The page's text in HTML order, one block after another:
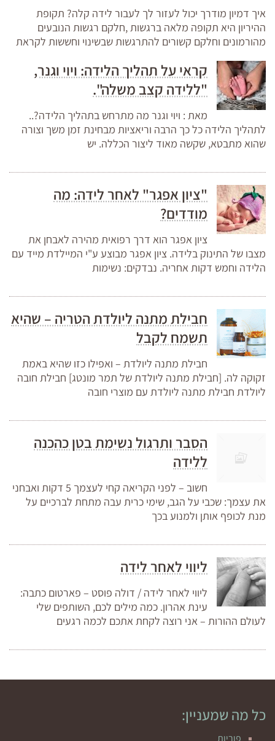
איך דמיון מודרך יכול לעזור לך לעבור לידה קלה? תקופת
ההיריון היא תקופה מלאה ברגשות ,חלקם רגשות הנובעים
מהורמונים וחלקם קשורים להתרגשות שבשינוי וחששות לקראת
קראי על תהליך הלידה: ויוי וגנר,
"ללידה קצב משלה".
מאת : ויוי וגנר מה מתרחש בתהליך הלידה?..
לתהליך הלידה כל כך הרבה וריאציות מבחינת זמן משך וצורה
שהוא מתבטא, שקשה מאוד ליצור הכללה. יש
"ציון אפגר" לאחר לידה: מה
מודדים?
ציון אפגר הוא דרך רפואית מהירה לאבחן את
מצבו של התינוק בלידה. ציון אפגר מבוצע ע"י המיילדת מייד עם
הלידה וחמש דקות אחריה. נבדקים: נשימות
חבילת מתנה ליולדת הטריה – שהיא
תשמח לקבל
חבילת מתנה ליולדת – ואפילו כזו שהיא באמת
זקוקה לה. [חבילת מתנה ליולדת של תמר מונטג] חבילת חובה
ליולדת חבילת מתנה ליולדת עם מוצרי חובה
הסבר ותרגול נשימת בטן כהכנה
ללידה
חשוב – לפני הקריאה קחי לעצמך 5 דקות ואבחני
את עצמך: שכבי על הגב, שימי כרית עבה מתחת לברכיים על
מנת לכופף אותן ולמנוע בכך
ליווי לאחר לידה
ליווי לאחר לידה / דולה פוסט – פארטום כתבה:
עינת אהרון. כמה מילים לכם, השותפים שלי
לעולם ההורות – אני רוצה לקחת אתכם לכמה רגעים
כל מה שמעניין:
פוריות